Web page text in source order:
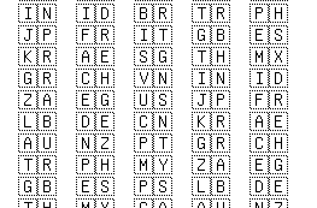
🇮🇳 🇮🇩 🇧🇷 🇹🇷
🇵🇭
🇯🇵 🇫🇷 🇮🇹 🇬🇧
🇪🇸
🇰🇷 🇦🇪 🇸🇬 🇹🇭
🇲🇽
🇬🇷 🇨🇭 🇻🇳 🇮🇳
🇮🇩
🇿🇦 🇪🇬 🇺🇸 🇯🇵
🇫🇷
🇱🇧 🇩🇪 🇨🇳 🇰🇷
🇦🇪
🇦🇺 🇳🇿 🇵🇹 🇬🇷
🇨🇭
🇹🇷 🇵🇭 🇲🇾 🇿🇦
🇪🇬
🇬🇧 🇪🇸 🇵🇸 🇱🇧
🇩🇪